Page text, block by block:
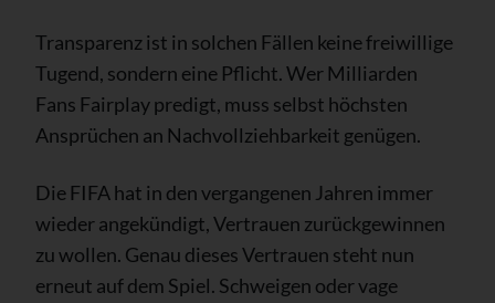
Transparenz ist in solchen Fällen keine freiwillige
Tugend, sondern eine Pflicht. Wer Milliarden
Fans Fairplay predigt, muss selbst höchsten
Ansprüchen an Nachvollziehbarkeit genügen.
Die FIFA hat in den vergangenen Jahren immer
wieder angekündigt, Vertrauen zurückgewinnen
zu wollen. Genau dieses Vertrauen steht nun
erneut auf dem Spiel. Schweigen oder vage